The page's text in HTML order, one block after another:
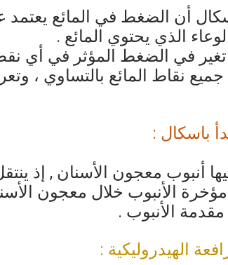
أن الضغط في المائع يعتمد
الذي يحتوي المائع .
في الضغط المؤثر في أي
نقاط المائع بالتساوي ،
باسكال :
أنبوب معجون الأسنان , إذ
الأنبوب خلال معجون
الأنبوب .
الهيدروليكية :